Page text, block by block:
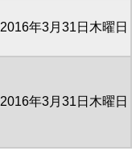
2016年3月31日木曜日
2016年3月31日木曜日